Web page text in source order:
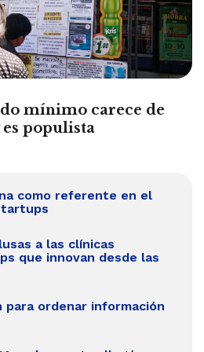
mínimo carece de
populista
como referente en el
a las clínicas
que innovan desde las
para ordenar información